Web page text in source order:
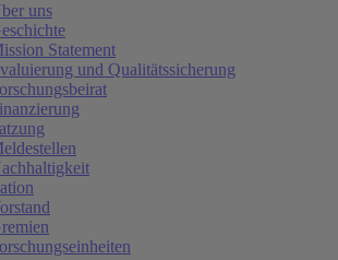
uns
Statement
und Qualitätssicherung